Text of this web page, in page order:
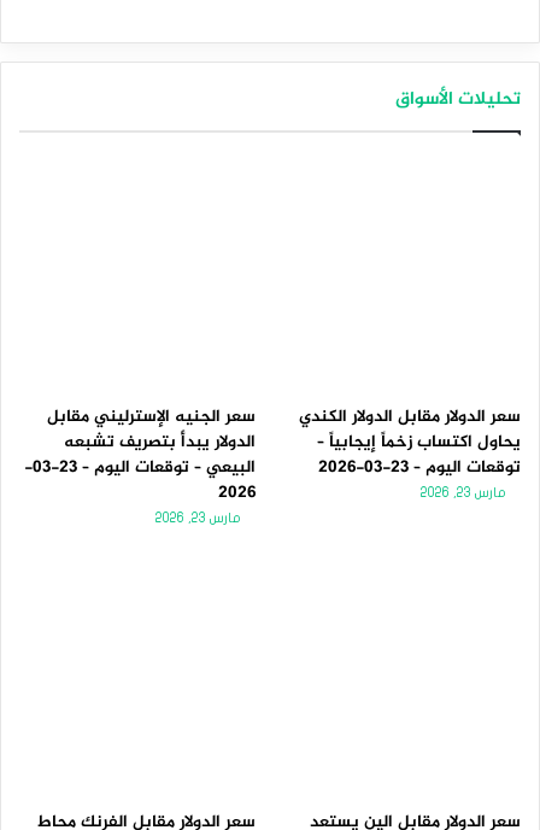
تحليلات الأسواق
سعر الدولار مقابل الدولار الكندي
يحاول اكتساب زخماً إيجابياً –
توقعات اليوم – 23-03-2026
مارس 23, 2026
سعر الجنيه الإسترليني مقابل
الدولار يبدأ بتصريف تشبعه
البيعي – توقعات اليوم – 23-03-
2026
مارس 23, 2026
سعر الدولار مقابل الين يستعد
سعر الدولار مقابل الفرنك محاط